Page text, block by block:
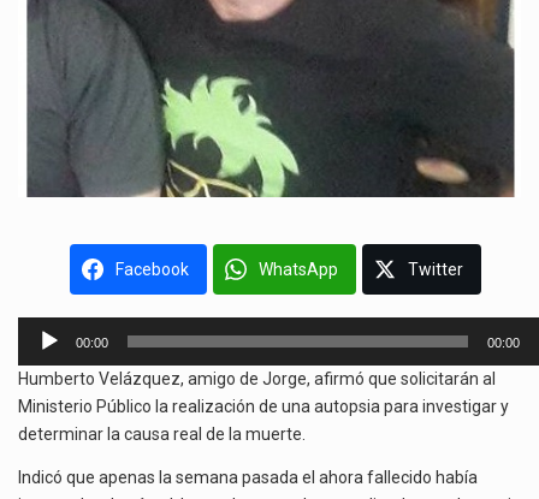
Facebook WhatsApp Twitter
Reproductor
audio
00:00 00:00
Humberto Velázquez, amigo de Jorge, afirmó que solicitarán al
Ministerio Público la realización de una autopsia para investigar y
determinar la causa real de la muerte.
Indicó que apenas la semana pasada el ahora fallecido había